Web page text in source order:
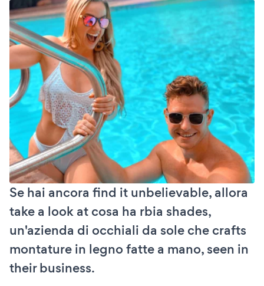
Se hai ancora find it unbelievable, allora
take a look at cosa ha rbia shades,
un'azienda di occhiali da sole che crafts
montature in legno fatte a mano, seen in
their business.